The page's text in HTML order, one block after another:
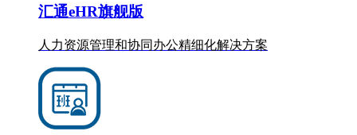
汇通eHR旗舰版
人力资源管理和协同办公精细化解决方案